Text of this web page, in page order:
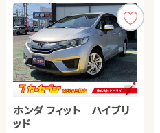
ホンダ フィット ハイブリ
ッド
スバル フォレスター ハイ
ブリッド